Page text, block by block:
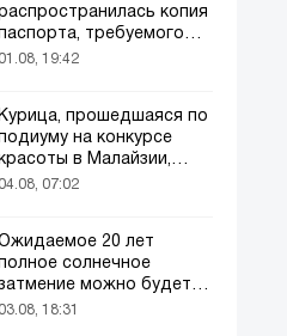
копия
требуемого
для домашних животных
01.08, 19:42
Курица, прошедшаяся по
на конкурсе
в Малайзии,
привлекла внимание
04.08, 07:02
20 лет
солнечное
можно будет
наблюдать в августе
03.08, 18:31